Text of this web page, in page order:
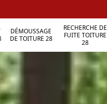
DÉMOUSSAGE
DE TOITURE 28
RECHERCHE DE
FUITE TOITURE
28